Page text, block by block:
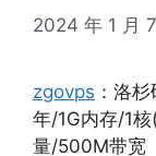
2024 年 1 月
zgovps ：洛
年/1G内存/1
量/500M带宽